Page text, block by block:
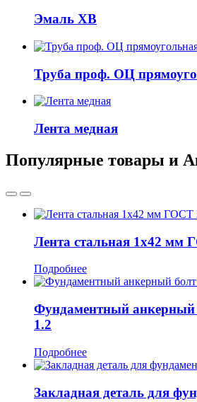
Эмаль ХВ
Труба проф. ОЦ
Лента медная
Популярные товары и
Лента стальная 1x42 мм
Подробнее
Фундаментный
1.2
Подробнее
Закладная деталь для